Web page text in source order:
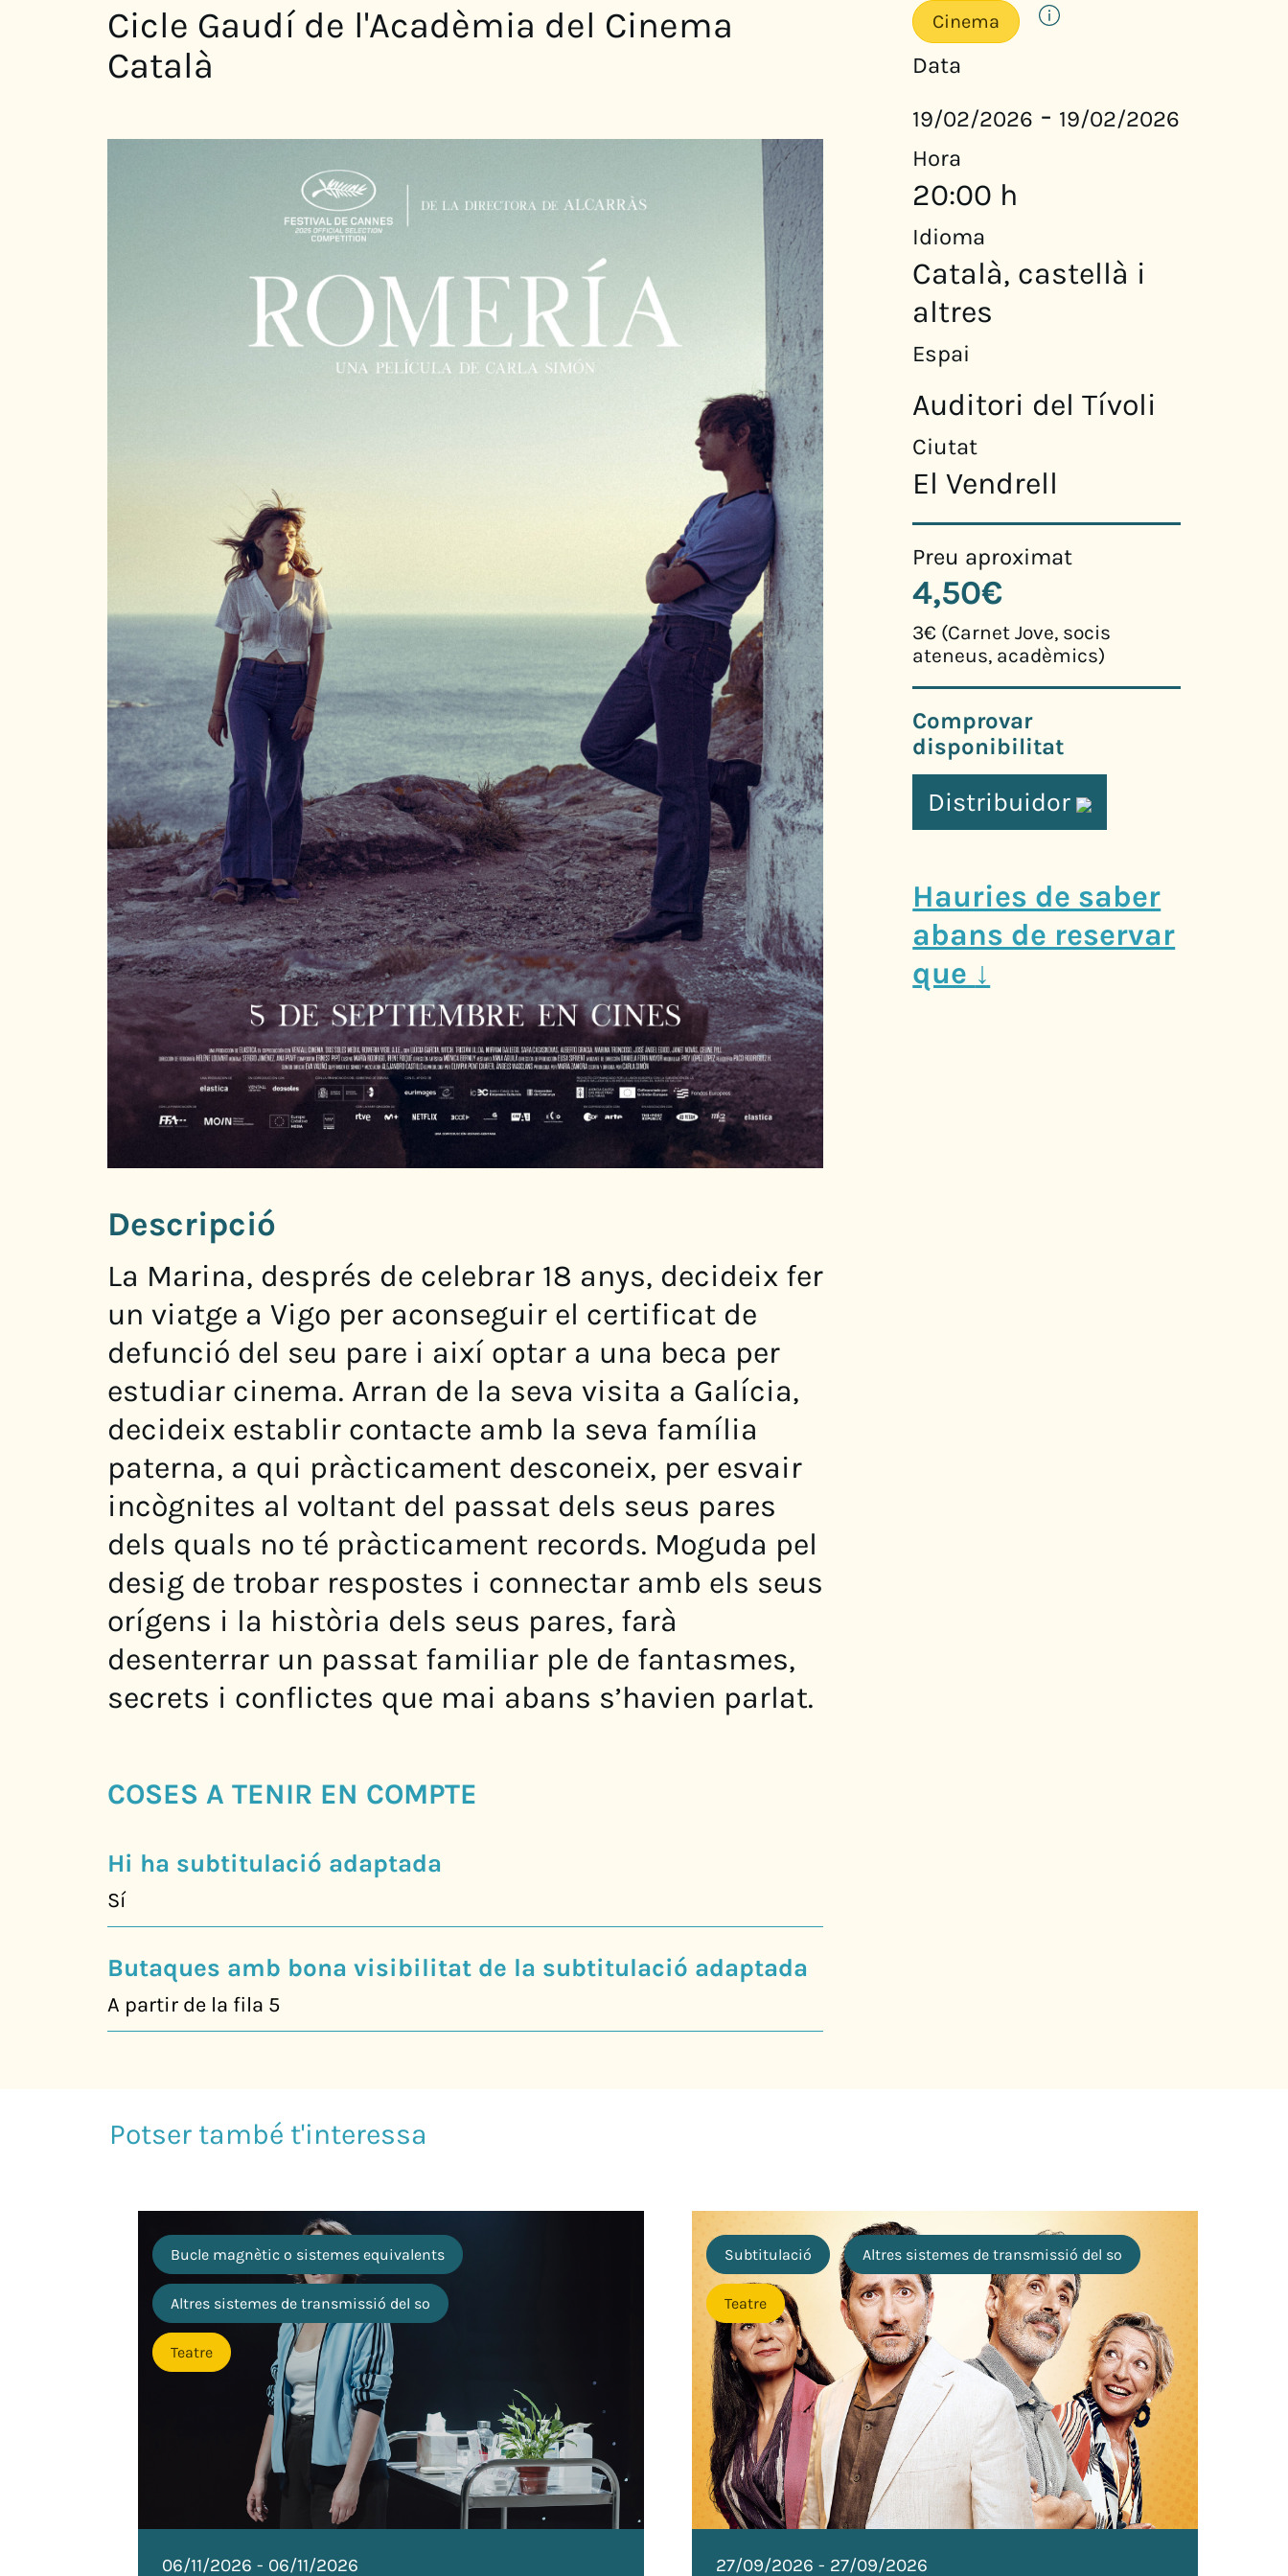
Cicle Gaudí de l'Acadèmia del Cinema
Català
Descripció
La Marina, després de celebrar 18 anys, decideix fer
un viatge a Vigo per aconseguir el certificat de
defunció del seu pare i així optar a una beca per
estudiar cinema. Arran de la seva visita a Galícia,
decideix establir contacte amb la seva família
paterna, a qui pràcticament desconeix, per esvair
incògnites al voltant del passat dels seus pares
dels quals no té pràcticament records. Moguda pel
desig de trobar respostes i connectar amb els seus
orígens i la història dels seus pares, farà
desenterrar un passat familiar ple de fantasmes,
secrets i conflictes que mai abans s’havien parlat.
COSES A TENIR EN COMPTE
Hi ha subtitulació adaptada
Sí
Butaques amb bona visibilitat de la subtitulació adaptada
A partir de la fila 5
Cinema
Data
19/02/2026 - 19/02/2026
Hora
20:00 h
Idioma
Català, castellà i
altres
Espai
Auditori del Tívoli
Ciutat
El Vendrell
Preu aproximat
4,50€
3€ (Carnet Jove, socis
ateneus, acadèmics)
Comprovar
disponibilitat
Distribuidor
Hauries de saber
abans de reservar
que ↓
Bucle magnètic o sistemes equivalents
Altres sistemes de transmissió del so
Teatre
06/11/2026 - 06/11/2026
Subtitulació Altres sistemes de transmissió del so
Teatre
27/09/2026 - 27/09/2026